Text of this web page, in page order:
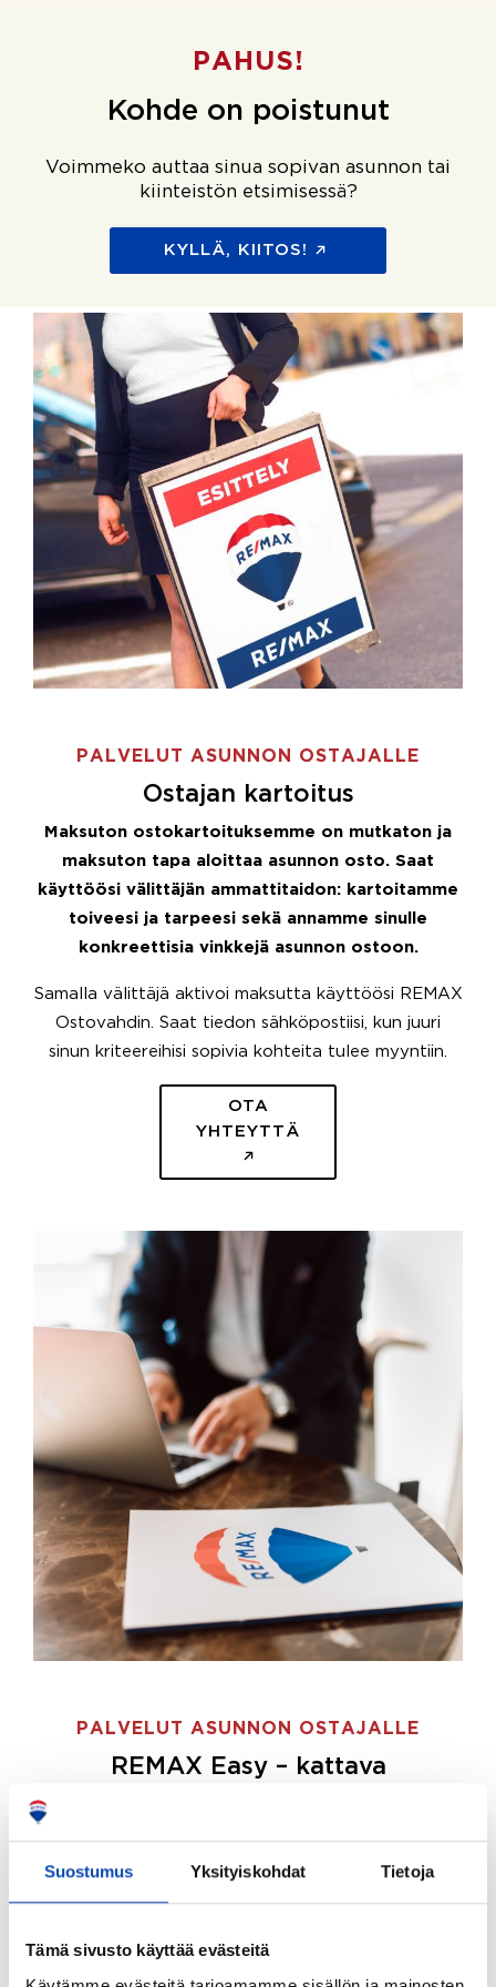
Suostumus Yksityiskohdat Tietoja
Tämä sivusto käyttää evästeitä
PAHUS!
Kohde on poistunut
Voimmeko auttaa sinua sopivan asunnon tai
kiinteistön etsimisessä?
KYLLÄ, KIITOS!
PALVELUT ASUNNON OSTAJALLE
Ostajan kartoitus
Maksuton ostokartoituksemme on mutkaton ja
maksuton tapa aloittaa asunnon osto. Saat
käyttöösi välittäjän ammattitaidon: kartoitamme
toiveesi ja tarpeesi sekä annamme sinulle
konkreettisia vinkkejä asunnon ostoon.
Samalla välittäjä aktivoi maksutta käyttöösi REMAX
Ostovahdin. Saat tiedon sähköpostiisi, kun juuri
sinun kriteereihisi sopivia kohteita tulee myyntiin.
OTA
YHTEYTTÄ
PALVELUT ASUNNON OSTAJALLE
REMAX Easy – kattava
ostajille.
Tee ostotoimeksianto ja etsimme juuri